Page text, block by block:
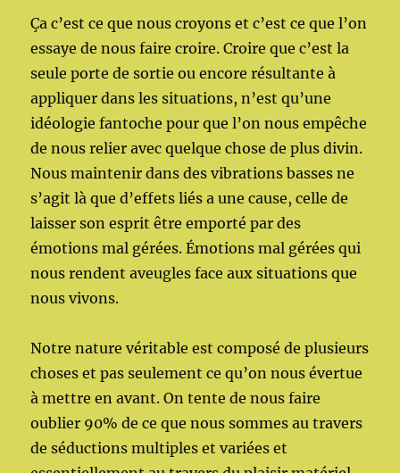
Ça c’est ce que nous croyons et c’est ce que l’on
essaye de nous faire croire. Croire que c’est la
seule porte de sortie ou encore résultante à
appliquer dans les situations, n’est qu’une
idéologie fantoche pour que l’on nous empêche
de nous relier avec quelque chose de plus divin.
Nous maintenir dans des vibrations basses ne
s’agit là que d’effets liés a une cause, celle de
laisser son esprit être emporté par des
émotions mal gérées. Émotions mal gérées qui
nous rendent aveugles face aux situations que
nous vivons.
Notre nature véritable est composé de plusieurs
choses et pas seulement ce qu’on nous évertue
à mettre en avant. On tente de nous faire
oublier 90% de ce que nous sommes au travers
de séductions multiples et variées et